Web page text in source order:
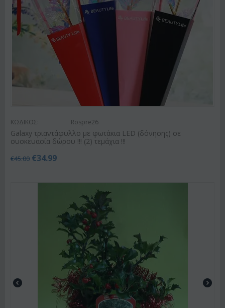
ΚΩΔΙΚΟΣ: Rospre26
Galaxy τριαντάφυλλο με φωτάκια LED (δόνησης) σε
συσκευασία δώρου !!! (2) τεμάχια !!!
€45.00 €34.99